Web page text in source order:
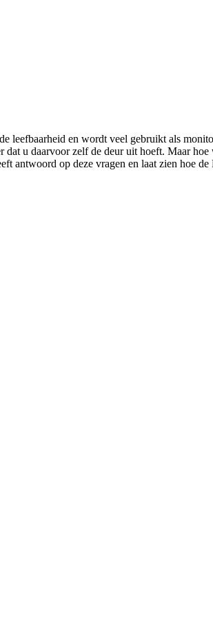
leefbaarheid en wordt veel gebruikt als
u daarvoor zelf de deur uit hoeft. Maar
antwoord op deze vragen en laat zien hoe